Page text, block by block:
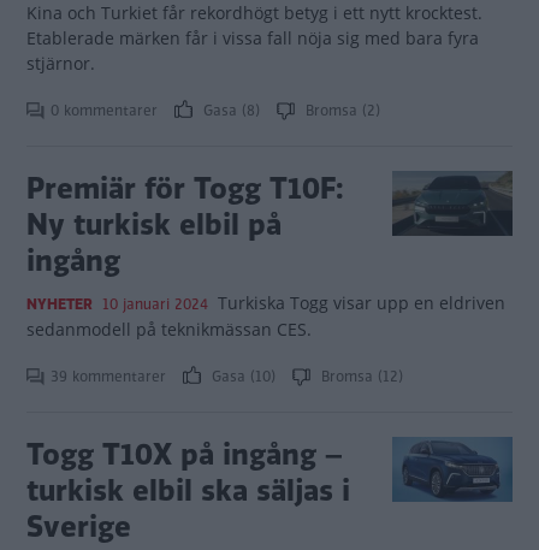
Kina och Turkiet får rekordhögt betyg i ett nytt krocktest.
Etablerade märken får i vissa fall nöja sig med bara fyra
stjärnor.
0 kommentarer Gasa (8) Bromsa (2)
Premiär för Togg T10F:
Ny turkisk elbil på
ingång
NYHETER 10 januari 2024 Turkiska Togg visar upp en eldriven
sedanmodell på teknikmässan CES.
39 kommentarer Gasa (10) Bromsa (12)
Togg T10X på ingång –
turkisk elbil ska säljas i
Sverige